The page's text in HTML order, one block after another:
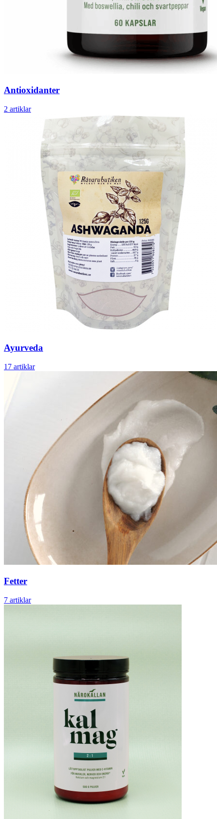
Antioxidanter
2 artiklar
Ayurveda
17 artiklar
Fetter
7 artiklar